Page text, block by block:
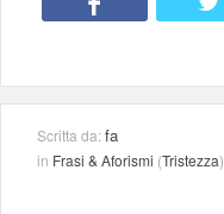
Scritta da:fa
in Frasi & Aforismi (Tristezza)